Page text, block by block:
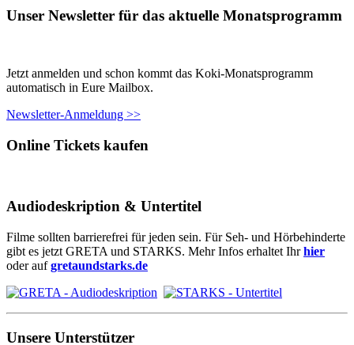
Unser Newsletter für das aktuelle Monatsprogramm
Jetzt anmelden und schon kommt das Koki-Monatsprogramm
automatisch in Eure Mailbox.
Newsletter-Anmeldung >>
Online Tickets kaufen
Audiodeskription & Untertitel
Filme sollten barrierefrei für jeden sein. Für Seh- und Hörbehinderte
gibt es jetzt GRETA und STARKS. Mehr Infos erhaltet Ihrhier
oder aufgretaundstarks.de
Unsere Unterstützer